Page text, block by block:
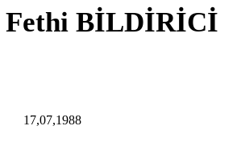
Fethi BİLDİRİCİ
17,07,1988